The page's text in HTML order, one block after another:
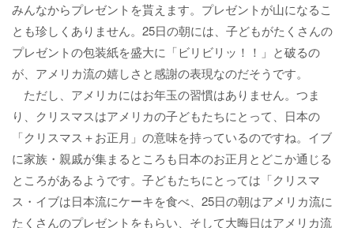
みんなからプレゼントを貰えます。プレゼントが山になるこ
とも珍しくありません。25日の朝には、子どもがたくさんの
プレゼントの包装紙を盛大に「ビリビリッ！！」と破るの
が、アメリカ流の嬉しさと感謝の表現なのだそうです。
ただし、アメリカにはお年玉の習慣はありません。つま
り、クリスマスはアメリカの子どもたちにとって、日本の
「クリスマス＋お正月」の意味を持っているのですね。イブ
に家族・親戚が集まるところも日本のお正月とどこか通じる
ところがあるようです。子どもたちにとっては「クリスマ
ス・イブは日本流にケーキを食べ、25日の朝はアメリカ流に
たくさんのプレゼントをもらい、そして大晦日はアメリカ流